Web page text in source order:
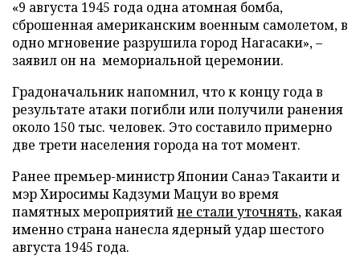
«9 августа 1945 года одна атомная бомба,
сброшенная американским военным самолетом, в
одно мгновение разрушила город Нагасаки», –
заявил он на мемориальной церемонии.
Градоначальник напомнил, что к концу года в
результате атаки погибли или получили ранения
около 150 тыс. человек. Это составило примерно
две трети населения города на тот момент.
Ранее премьер-министр Японии Санаэ Такаити и
мэр Хиросимы Кадзуми Мацуи во время
памятных мероприятийне стали уточнять, какая
именно страна нанесла ядерный удар шестого
августа 1945 года.